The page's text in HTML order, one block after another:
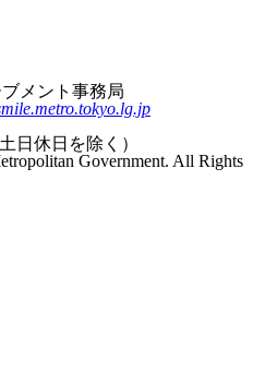
メント事務局
日休日を除く）
Government. All Rights